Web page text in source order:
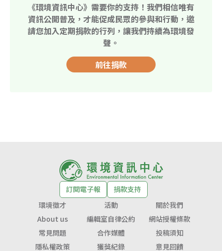
《環境資訊中心》需要你的支持！我們相信唯有
資訊公開普及，才能促成民眾的參與和行動，邀
請您加入定期捐款的行列，讓我們持續為環境發
聲。
前往捐款
訂閱電子報
捐款支持
環境徵才
活動
關於我們
About us
編輯室自律公約
網站授權條款
常見問題
合作媒體
投稿須知
隱私權政策
獲獎紀錄 意見回饋